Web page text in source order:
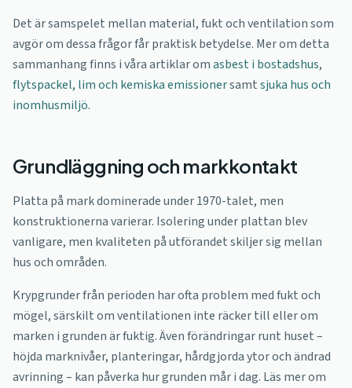
Det är samspelet mellan material, fukt och ventilation som
avgör om dessa frågor får praktisk betydelse. Mer om detta
sammanhang finns i våra artiklar omasbest i bostadshus,
flytspackel, lim och kemiska emissionersamtsjuka hus och
inomhusmiljö.
Grundläggning och markkontakt
Platta på mark dominerade under 1970-talet, men
konstruktionerna varierar. Isolering under plattan blev
vanligare, men kvaliteten på utförandet skiljer sig mellan
hus och områden.
Krypgrunder från perioden har ofta problem med fukt och
mögel, särskilt om ventilationen inte räcker till eller om
marken i grunden är fuktig. Även förändringar runt huset –
höjda marknivåer, planteringar, hårdgjorda ytor och ändrad
avrinning – kan påverka hur grunden mår i dag. Läs mer om